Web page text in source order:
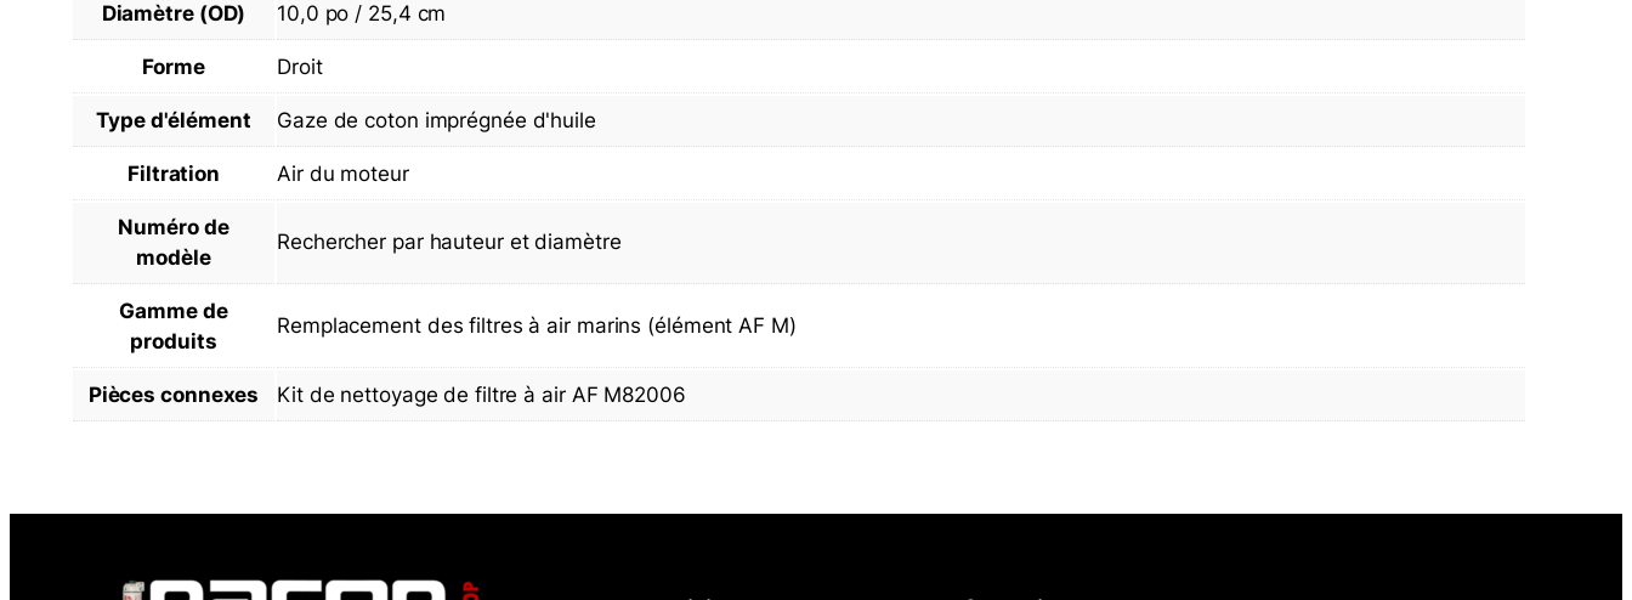
Diamètre (OD) 10,0 po / 25,4 cm
Forme Droit
Type d'élément Gaze de coton imprégnée d'huile
Filtration Air du moteur
Numéro de
modèle
Rechercher par hauteur et diamètre
Gamme de
produits
Remplacement des filtres à air marins (élément AF M)
Pièces connexes Kit de nettoyage de filtre à air AF M82006